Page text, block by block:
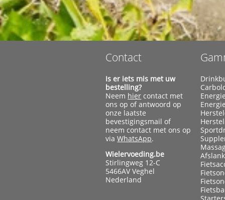
Contact
Is er iets mis met uw
bestelling?
Neem hier contact met
ons op of antwoord op
onze laatste
bevestigingsmail of
neem contact met ons op
viaWhatsApp.
Wielervoeding.be
Stirlingweg 12-C
5466AV Veghel
Nederland